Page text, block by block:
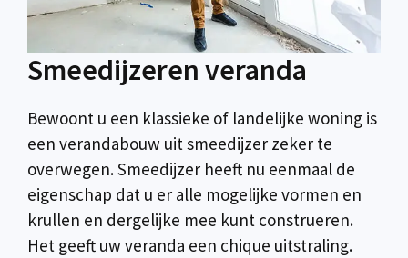
Smeedijzeren veranda
Bewoont u een klassieke of landelijke woning is
een verandabouw uit smeedijzer zeker te
overwegen. Smeedijzer heeft nu eenmaal de
eigenschap dat u er alle mogelijke vormen en
krullen en dergelijke mee kunt construeren.
Het geeft uw veranda een chique uitstraling.